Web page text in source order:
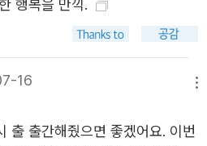
행복을 만끽.
16
출 출간해줬으면 좋겠어요. 이번